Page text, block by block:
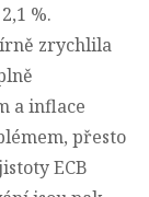
%.
zrychlila
a inflace
přesto
ECB